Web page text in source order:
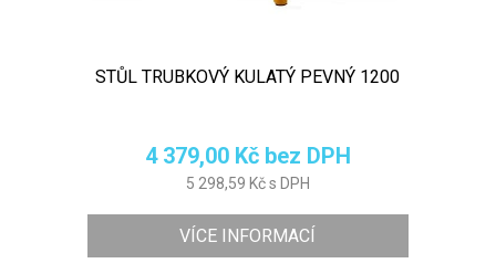
STŮL TRUBKOVÝ KULATÝ PEVNÝ 1200
4 379,00 Kč bez DPH
5 298,59 Kč s DPH
VÍCE INFORMACÍ